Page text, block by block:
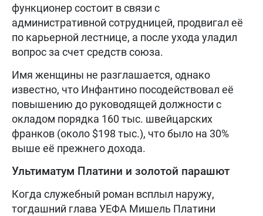
функционер состоит в связи с
административной сотрудницей, продвигал её
по карьерной лестнице, а после ухода уладил
вопрос за счет средств союза.
Имя женщины не разглашается, однако
известно, что Инфантино посодействовал её
повышению до руководящей должности с
окладом порядка 160 тыс. швейцарских
франков (около $198 тыс.), что было на 30%
выше её прежнего дохода.
Ультиматум Платини и золотой парашют
Когда служебный роман всплыл наружу,
тогдашний глава УЕФА Мишель Платини